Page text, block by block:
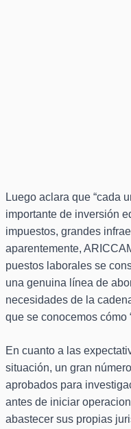
Luego aclara que “cada
importante de inversión
impuestos, grandes
aparentemente,
puestos laborales se
una genuina línea de
necesidades de la
que se conocemos cómo
En cuanto a las
situación, un gran
aprobados para
antes de iniciar
abastecer sus propias